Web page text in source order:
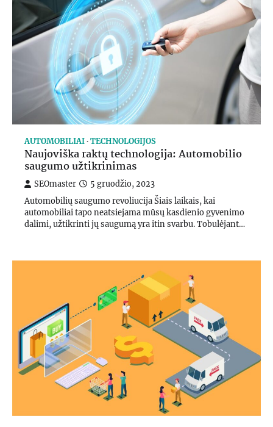
AUTOMOBILIAI TECHNOLOGIJOS
Naujoviška raktų technologija: Automobilio
saugumo užtikrinimas
SEOmaster 5 gruodžio, 2023
Automobilių saugumo revoliucija Šiais laikais, kai
automobiliai tapo neatsiejama mūsų kasdienio gyvenimo
dalimi, užtikrinti jų saugumą yra itin svarbu. Tobulėjant…